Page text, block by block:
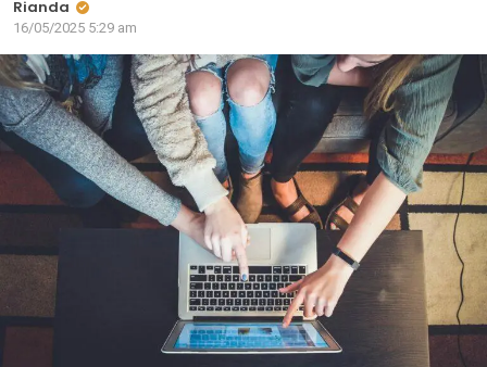
Rianda
16/05/2025 5:29 am